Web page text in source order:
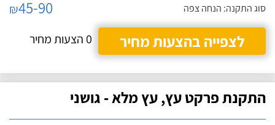
סוג התקנה: הנחה צפה
₪45-90
לצפייה בהצעות מחיר
0 הצעות מחיר
התקנת פרקט עץ, עץ מלא - גושני